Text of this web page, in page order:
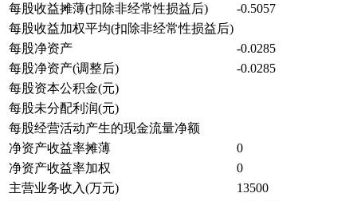
每股收益摊薄(扣除非经常性损益后)
-0.5057
每股收益加权平均(扣除非经常性损益后)
每股净资产
-0.0285
每股净资产(调整后)
-0.0285
每股资本公积金(元)
每股未分配利润(元)
每股经营活动产生的现金流量净额
净资产收益率摊薄
0
净资产收益率加权
0
主营业务收入(万元)
13500